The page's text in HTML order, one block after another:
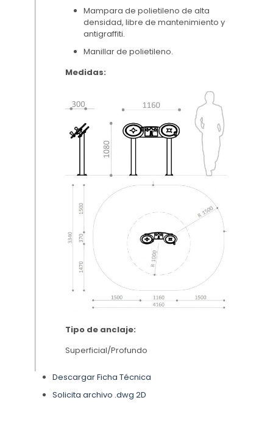
Mampara de polietileno de alta
densidad, libre de mantenimiento y
antigraffiti.
Manillar de polietileno.
Medidas:
Tipo de anclaje:
Superficial/Profundo
Descargar Ficha Técnica
Solicita archivo .dwg 2D